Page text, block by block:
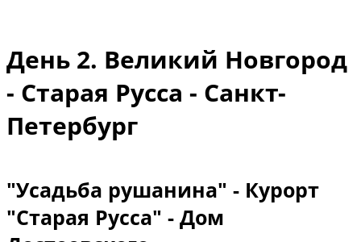
День 2. Великий Новгород
- Старая Русса - Санкт-
Петербург
"Усадьба рушанина" - Курорт
"Старая Русса" - Дом